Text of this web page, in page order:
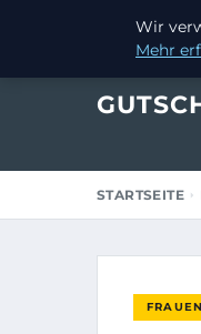
13. MAI 2026
STARTSEITE
Wir
Mehr